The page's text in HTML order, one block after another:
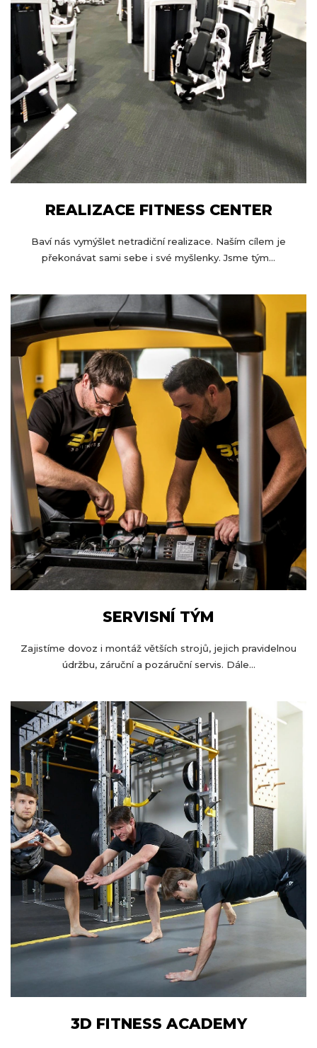
p
REALIZACE FITNESS CENTER
Baví nás vymýšlet netradiční realizace. Naším cílem je
překonávat sami sebe i své myšlenky. Jsme tým...
SERVISNÍ TÝM
Zajistíme dovoz i montáž větších strojů, jejich pravidelnou
údržbu, záruční a pozáruční servis. Dále...
3D FITNESS ACADEMY